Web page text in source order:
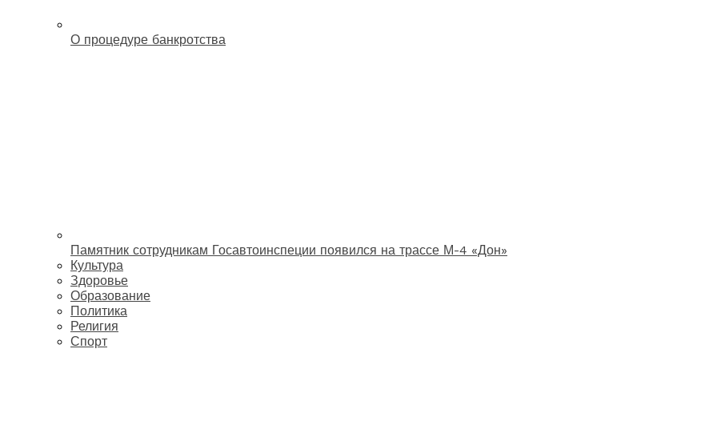
О процедуре банкротства
Памятник сотрудникам Госавтоинспеции появился на трассе М-4 «Дон»
Культура
Здоровье
Образование
Политика
Религия
Спорт